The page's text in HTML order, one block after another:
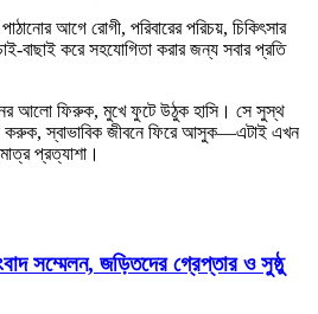
আগে রোগী, পরিবারের পরিচয়, চিকিৎসার
বাছাই করে সহযোগিতা করার জন্য সবার প্রতি
আলো ফিরুক, মুখে ফুটে উঠুক হাসি। সে সুস্থ
করুক, স্বাভাবিক জীবনে ফিরে আসুক—এটাই এখন
প্রত্যাশা।
সম্মেলন, জড়িতদের গ্রেপ্তার ও সুষ্ঠু